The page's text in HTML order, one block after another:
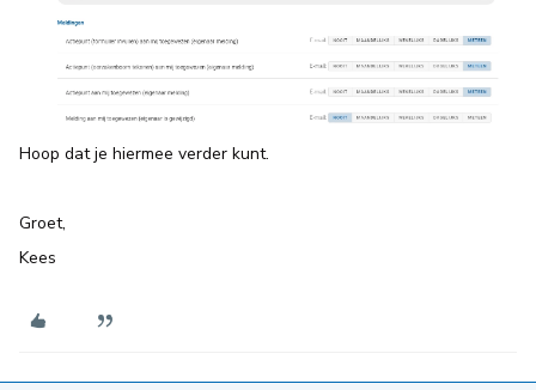
Hoop dat je hiermee verder kunt.
Groet,
Kees